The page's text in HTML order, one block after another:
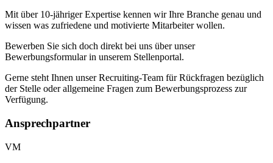
Mit über 10-jähriger Expertise kennen wir Ihre Branche genau und
wissen was zufriedene und motivierte Mitarbeiter wollen.
Bewerben Sie sich doch direkt bei uns über unser
Bewerbungsformular in unserem Stellenportal.
Gerne steht Ihnen unser Recruiting-Team für Rückfragen bezüglich
der Stelle oder allgemeine Fragen zum Bewerbungsprozess zur
Verfügung.
Ansprechpartner
VM